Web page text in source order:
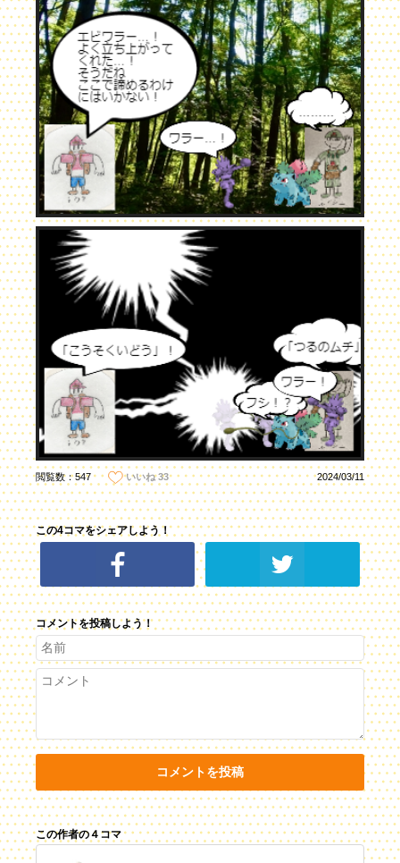
閲覧数：547 いいね 33 2024/03/11
この4コマをシェアしよう！
コメントを投稿しよう！
コメントを投稿
この作者の４コマ